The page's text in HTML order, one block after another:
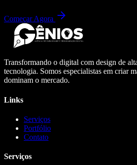
Começar Agora
Transformando o digital com design de
tecnologia. Somos especialistas em criar
dominam o mercado.
Links
Serviços
Portfólio
Contato
Serviços